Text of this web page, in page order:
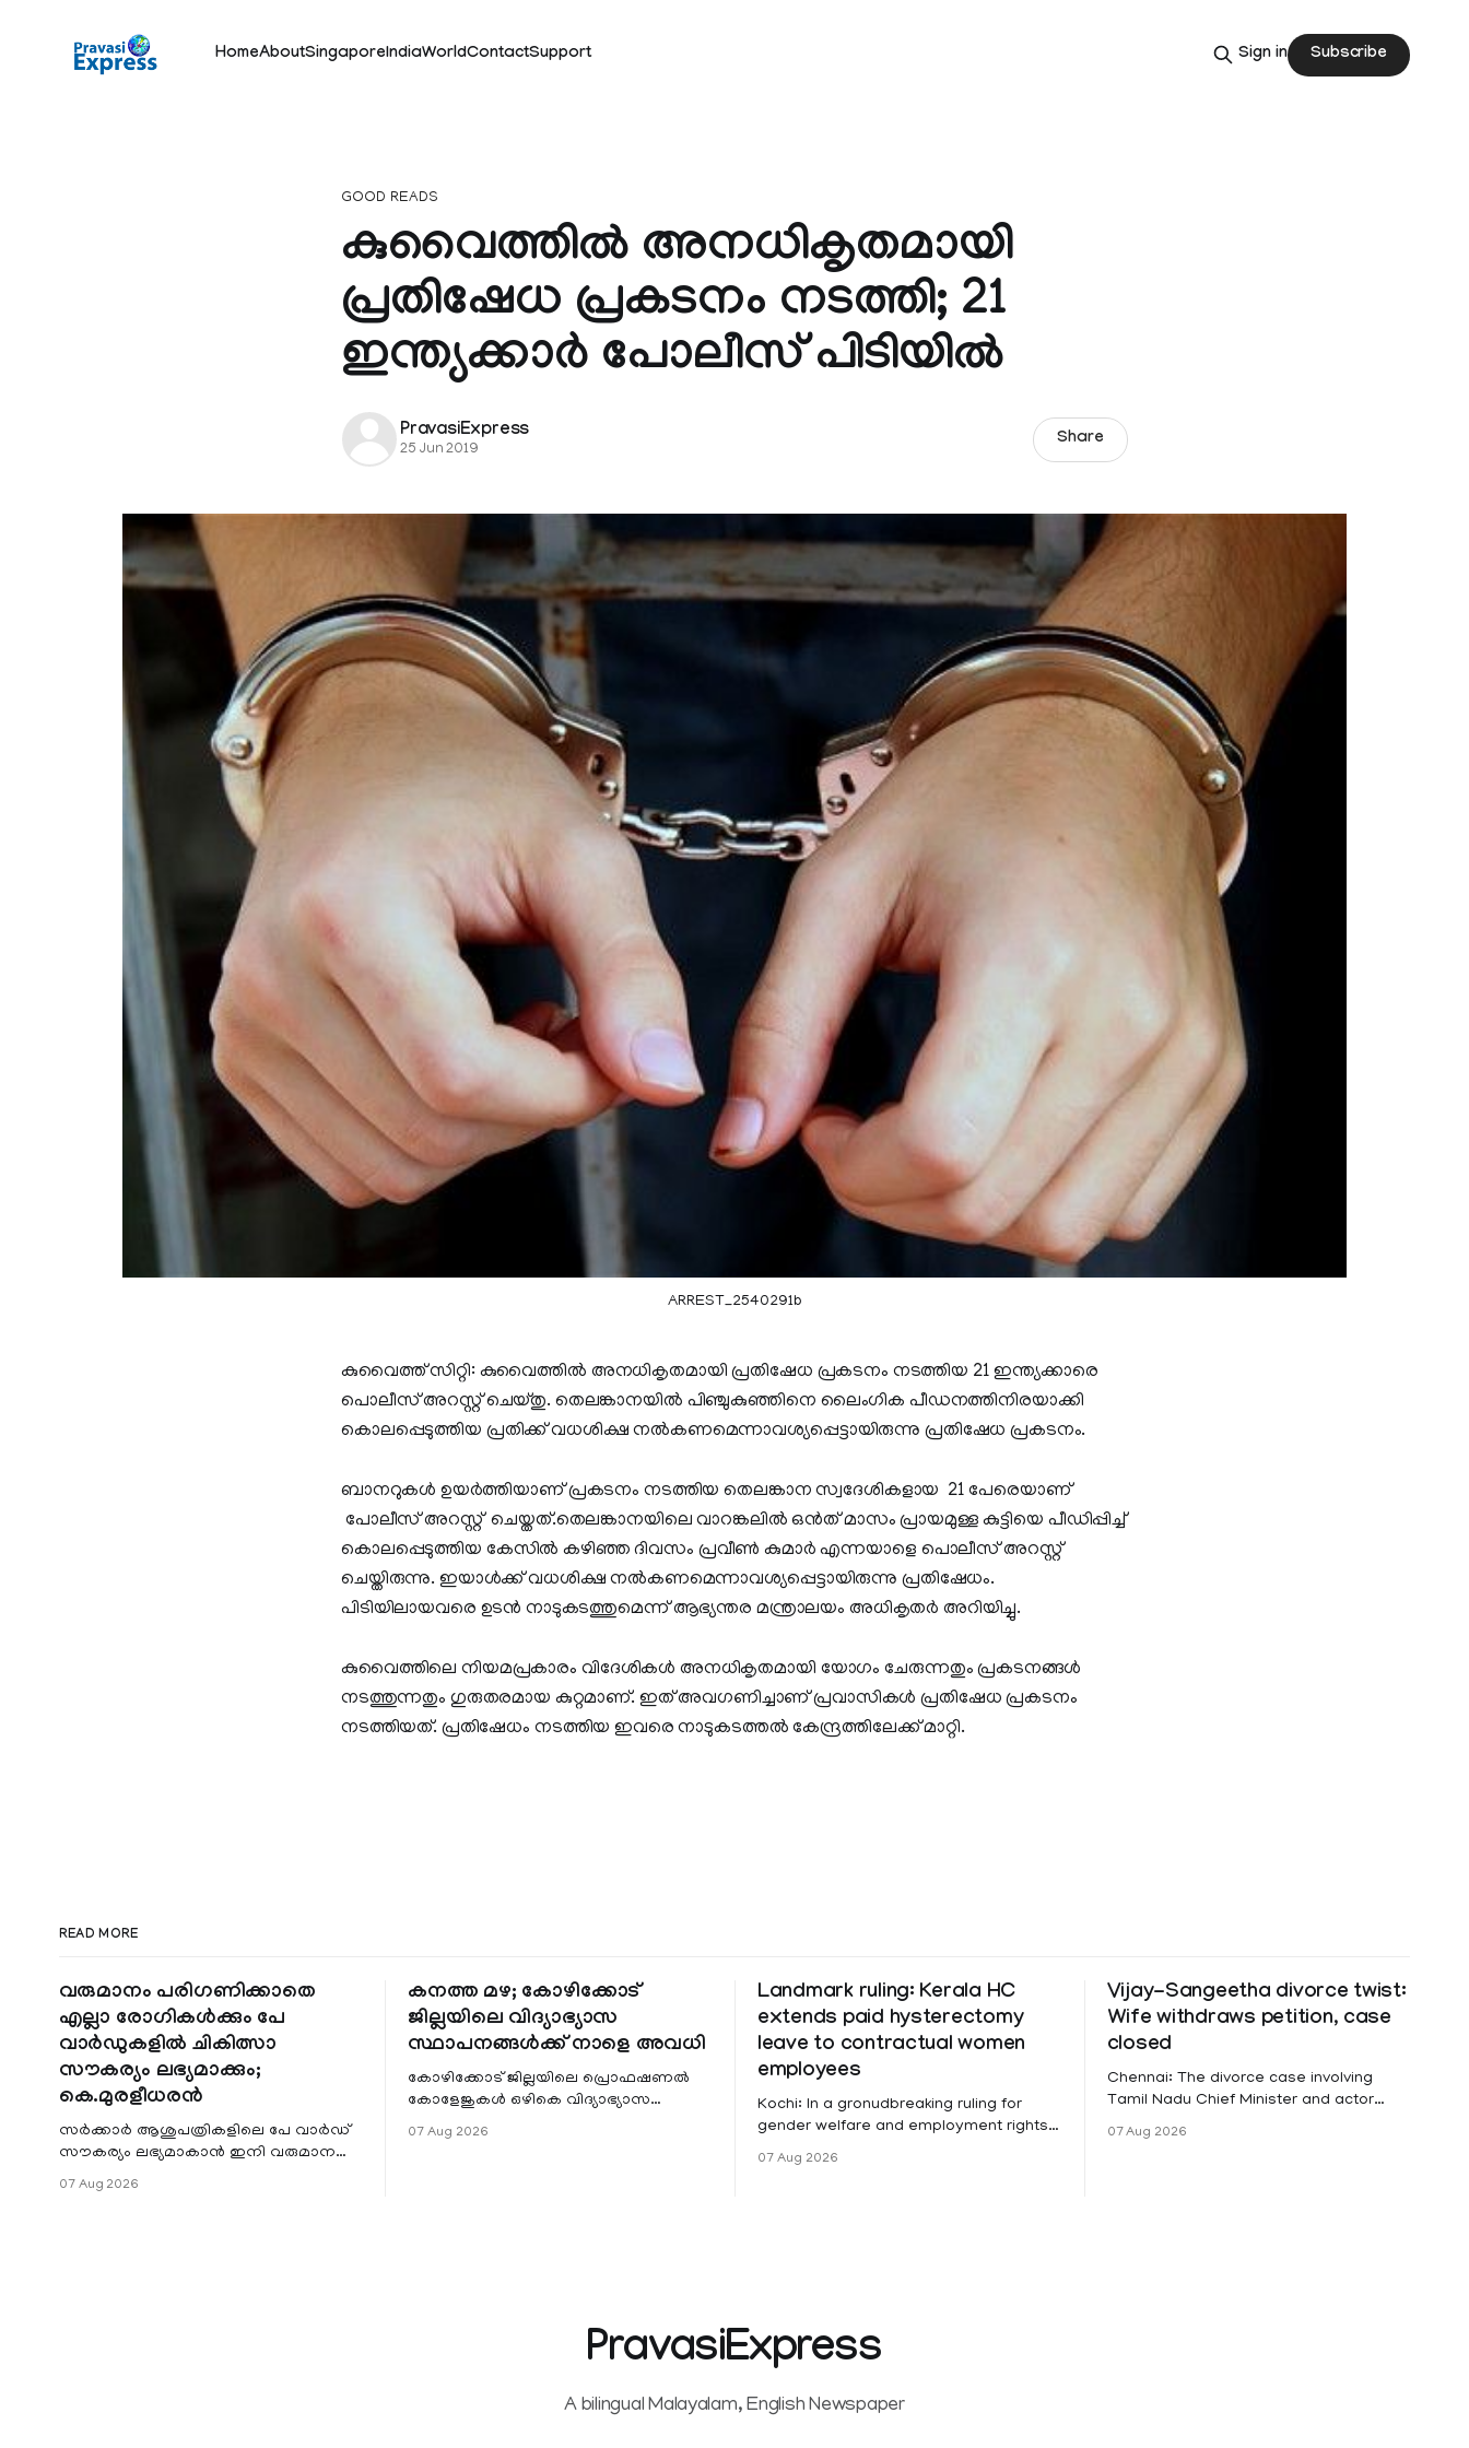
HomeAboutSingaporeIndiaWorldContactSupport Sign in Subscribe
GOOD READS
കുവൈത്തില്‍ അനധികൃതമായി
പ്രതിഷേധ പ്രകടനം നടത്തി; 21
ഇന്ത്യക്കാര്‍ പോലീസ് പിടിയില്‍
PravasiExpress
25 Jun 2019
Share
ARREST_2540291b
കുവൈത്ത് സിറ്റി: കുവൈത്തില്‍ അനധികൃതമായി പ്രതിഷേധ പ്രകടനം നടത്തിയ 21 ഇന്ത്യക്കാരെ
പൊലീസ് അറസ്റ്റ് ചെയ്തു. തെലങ്കാനയില്‍ പിഞ്ചുകുഞ്ഞിനെ ലൈംഗിക പീഡനത്തിനിരയാക്കി
കൊലപ്പെടുത്തിയ പ്രതിക്ക് വധശിക്ഷ നല്‍കണമെന്നാവശ്യപ്പെട്ടായിരുന്നു പ്രതിഷേധ പ്രകടനം.
ബാനറുകള്‍ ഉയര്‍ത്തിയാണ് പ്രകടനം നടത്തിയ തെലങ്കാന സ്വദേശികളായ 21 പേരെയാണ്
പോലീസ് അറസ്റ്റ് ചെയ്തത്.തെലങ്കാനയിലെ വാറങ്കലില്‍ ഒന്‍ത് മാസം പ്രായമുള്ള കുട്ടിയെ പീഡിപ്പിച്ച്
കൊലപ്പെടുത്തിയ കേസില്‍ കഴിഞ്ഞ ദിവസം പ്രവീണ്‍ കുമാര്‍ എന്നയാളെ പൊലീസ് അറസ്റ്റ്
ചെയ്തിരുന്നു. ഇയാള്‍ക്ക് വധശിക്ഷ നല്‍കണമെന്നാവശ്യപ്പെട്ടായിരുന്നു പ്രതിഷേധം.
പിടിയിലായവരെ ഉടന്‍ നാടുകടത്തുമെന്ന് ആഭ്യന്തര മന്ത്രാലയം അധികൃതര്‍ അറിയിച്ചു.
കുവൈത്തിലെ നിയമപ്രകാരം വിദേശികള്‍ അനധികൃതമായി യോഗം ചേരുന്നതും പ്രകടനങ്ങള്‍
നടത്തുന്നതും ഗുരുതരമായ കുറ്റമാണ്. ഇത് അവഗണിച്ചാണ് പ്രവാസികള്‍ പ്രതിഷേധ പ്രകടനം
നടത്തിയത്. പ്രതിഷേധം നടത്തിയ ഇവരെ നാടുകടത്തല്‍ കേന്ദ്രത്തിലേക്ക് മാറ്റി.
READ MORE
വരുമാനം പരിഗണിക്കാതെ
എല്ലാ രോഗികൾക്കും പേ
വാർഡുകളിൽ ചികിത്സാ
സൗകര്യം ലഭ്യമാക്കും;
കെ.മുരളീധരൻ
സർക്കാർ ആശുപത്രികളിലെ പേ വാർഡ്
സൗകര്യം ലഭ്യമാകാൻ ഇനി വരുമാന
വരുമാനം പരിഗണിക്കാതെ എല്ലാ
07 Aug 2026
കനത്ത മഴ; കോഴിക്കോട്
ജില്ലയിലെ വിദ്യാഭ്യാസ
സ്ഥാപനങ്ങൾക്ക് നാളെ അവധി
കോഴിക്കോട് ജില്ലയിലെ പ്രൊഫഷണൽ
കോളേജുകൾ ഒഴികെ വിദ്യാഭ്യാസ
ജില്ലയിലെ മലയോര- തീരദേശ
07 Aug 2026
Landmark ruling: Kerala HC
extends paid hysterectomy
leave to contractual women
employees
Kochi: In a gronudbreaking ruling for
gender welfare and employment rights,
female contractual staff employed in
07 Aug 2026
Vijay-Sangeetha divorce twist:
Wife withdraws petition, case
closed
Chennai: The divorce case involving
Tamil Nadu Chief Minister and actor
Sowrnalingam has taken a new turn
07 Aug 2026
PravasiExpress
A bilingual Malayalam, English Newspaper